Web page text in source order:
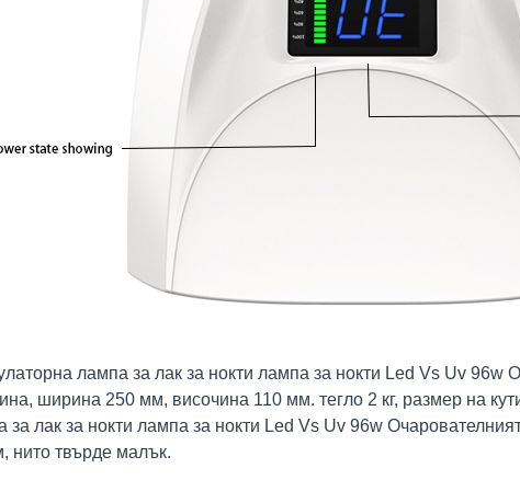
лампа за лак за нокти лампа за нокти Led Vs Uv 96w
ширина 250 мм, височина 110 мм. тегло 2 кг, размер на
за лак за нокти лампа за нокти Led Vs Uv 96w
нито твърде малък.